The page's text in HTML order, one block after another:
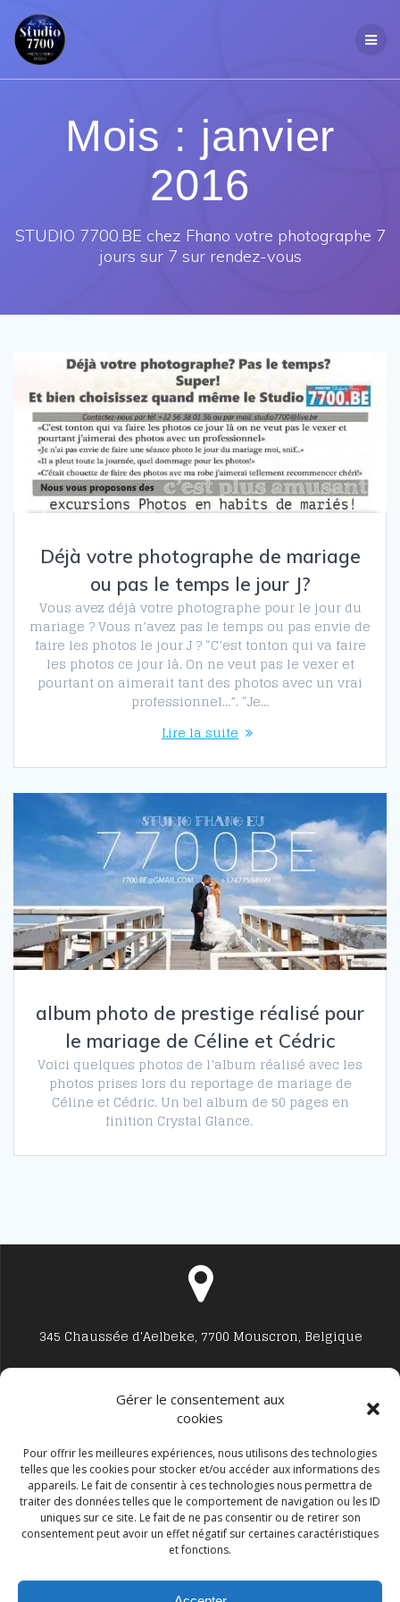
Gérer le consentement aux
cookies
Pour offrir les meilleures expériences, nous utilisons des technologies
telles que les cookies pour stocker et/ou accéder aux informations des
appareils. Le fait de consentir à ces technologies nous permettra de
traiter des données telles que le comportement de navigation ou les ID
uniques sur ce site. Le fait de ne pas consentir ou de retirer son
consentement peut avoir un effet négatif sur certaines caractéristiques
et fonctions.
Mois : janvier
2016
STUDIO 7700.BE chez Fhano votre photographe 7
jours sur 7 sur rendez-vous
Déjà votre photographe de mariage
ou pas le temps le jour J?
Vous avez déjà votre photographe pour le jour du
mariage ? Vous n’avez pas le temps ou pas envie de
faire les photos le jour J ? “C’est tonton qui va faire
les photos ce jour là. On ne veut pas le vexer et
pourtant on aimerait tant des photos avec un vrai
professionnel…”. “Je…
Lire la suite
album photo de prestige réalisé pour
le mariage de Céline et Cédric
Voici quelques photos de l’album réalisé avec les
photos prises lors du reportage de mariage de
Céline et Cédric. Un bel album de 50 pages en
finition Crystal Glance.
345 Chaussée d'Aelbeke, 7700 Mouscron, Belgique
Studio7700@live.be